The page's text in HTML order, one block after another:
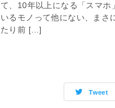
て、10年以上になる「スマホ
いるモノって他にない、まさ
たり前 […]
Tweet